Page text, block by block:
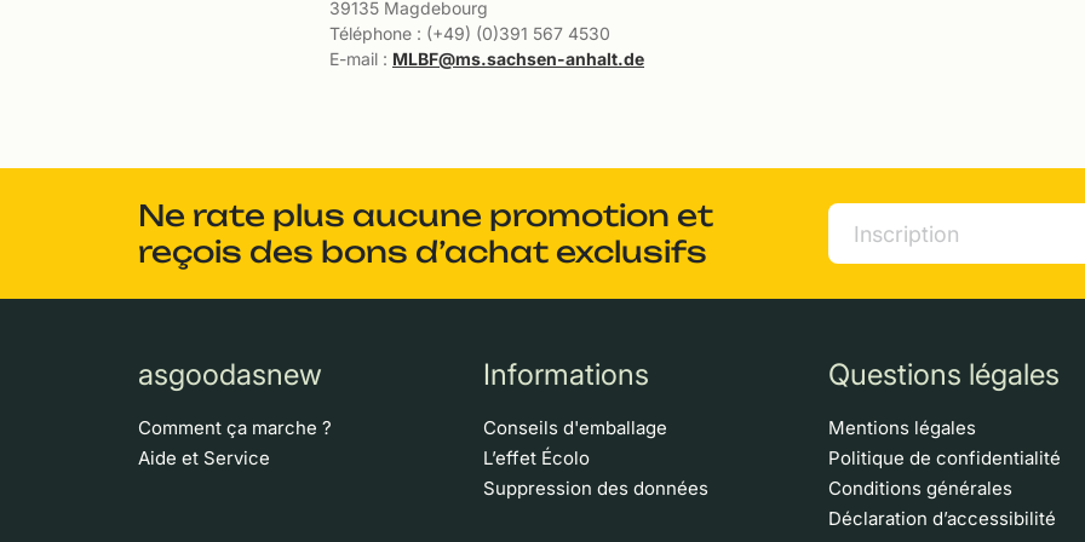
39135 Magdebourg
Téléphone : (+49) (0)391 567 4530
E-mail : MLBF@ms.sachsen-anhalt.de
Ne rate plus aucune promotion et
reçois des bons d’achat exclusifs
asgoodasnew
Comment ça marche ?
Aide et Service
Informations
Conseils d'emballage
L’effet Écolo
Suppression des données
Questions légales
Mentions légales
Politique de confidentialité
Conditions générales
Déclaration d’accessibilité